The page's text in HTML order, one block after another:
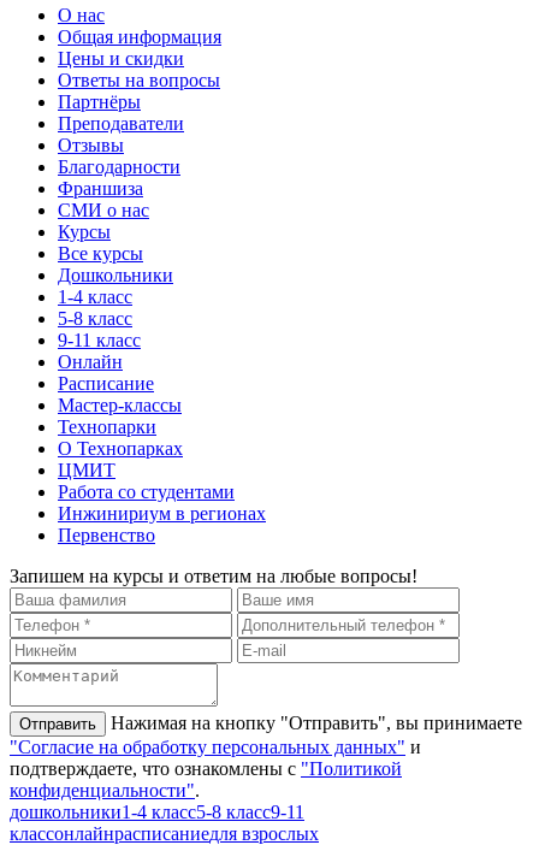
О нас
Общая информация
Цены и скидки
Ответы на вопросы
Партнёры
Преподаватели
Отзывы
Благодарности
Франшиза
СМИ о нас
Курсы
Все курсы
Дошкольники
1-4 класс
5-8 класс
9-11 класс
Онлайн
Расписание
Мастер-классы
Технопарки
О Технопарках
ЦМИТ
Работа со студентами
Инжинириум в регионах
Первенство
Запишем на курсы и ответим на любые вопросы!
Нажимая на кнопку "Отправить", вы принимаете
"Согласие на обработку персональных данных" и
подтверждаете, что ознакомлены с "Политикой
конфиденциальности".
дошкольники1-4 класс5-8 класс9-11
классонлайнрасписаниедля взрослых